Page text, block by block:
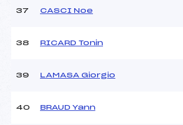
37 CASCI Noe
38 RICARD Tonin
39 LAMASA Giorgio
40 BRAUD Yann